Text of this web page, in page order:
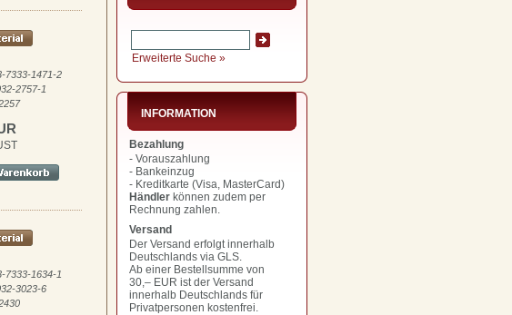
Erweiterte Suche »
INFORMATION
Bezahlung
- Vorauszahlung
- Bankeinzug
- Kreditkarte (Visa, MasterCard)
Händler können zudem per
Rechnung zahlen.
Versand
Der Versand erfolgt innerhalb
Deutschlands via GLS.
Ab einer Bestellsumme von
30,– EUR ist der Versand
innerhalb Deutschlands für
Privatpersonen kostenfrei.
7333-1471-2
2757-1
7333-1634-1
3023-6